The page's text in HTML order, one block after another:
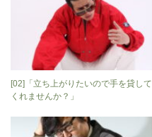
[02]「立ち上がりたいので手を貸して
くれませんか？」